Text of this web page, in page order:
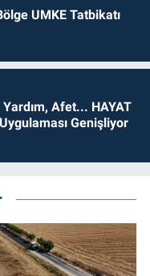
UMKE Tatbikatı
Afet... HAYAT
Genişliyor